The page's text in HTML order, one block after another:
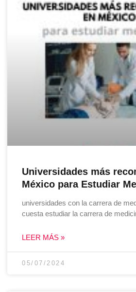
Universidades más
México para Estudiar
universidades con la carrera de
cuesta estudiar la carrera de
LEER MÁS »
05/07/2024